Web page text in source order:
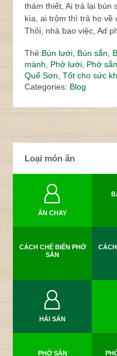
thảm thiết, Ai trả lại
kìa, ai trộm thì trả họ về
Thôi, nhà bao việc, Ad
Thẻ:Bún lưới Bún sắn
mành
Phở lưới Phở sắn
Quế Sơn ,Tốt cho sức
Categories: Blog
Loại món ăn
ĂN CHAY
CÁCH CHẾ BIẾN PHỞ
SẮN
HẢI SẢN
PHỞ SẮN